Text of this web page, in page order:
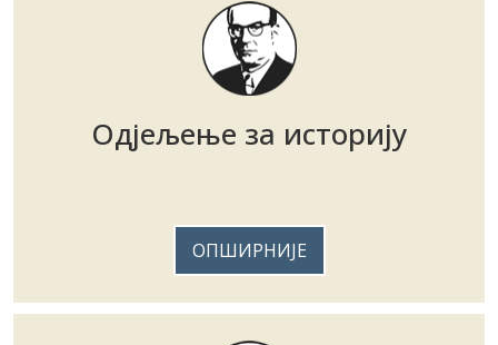
Одјељење за историју
ОПШИРНИЈЕ